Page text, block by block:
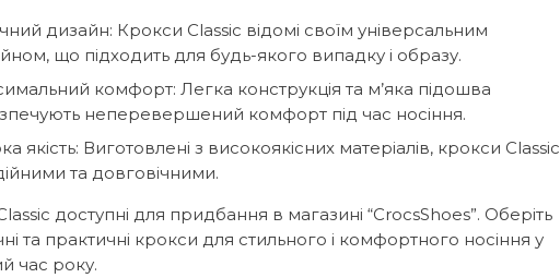
дизайн: Крокси Classic відомі своїм універсальним
що підходить для будь-якого випадку і образу.
комфорт: Легка конструкція та м’яка підошва
неперевершений комфорт під час носіння.
якість: Виготовлені з високоякісних матеріалів, крокси Classic
та довговічними.
доступні для придбання в магазині “CrocsShoes”. Оберіть
та практичні крокси для стильного і комфортного носіння у
час року.